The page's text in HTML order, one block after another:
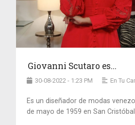
Giovanni Scutaro es...
30-08-2022 - 1:23 PM En Tu
Es un diseñador de modas
de mayo de 1959 en San